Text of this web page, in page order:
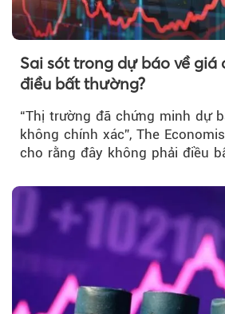
Sai sót trong dự báo về giá
điều bất thường?
“Thị trường đã chứng minh dự
không chính xác”, The
cho rằng đây không phải điều